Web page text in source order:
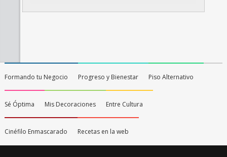
Formando tu Negocio Progreso y Bienestar Piso Alternativo
Sé Óptima Mis Decoraciones Entre Cultura
Cinéfilo Enmascarado Recetas en la web